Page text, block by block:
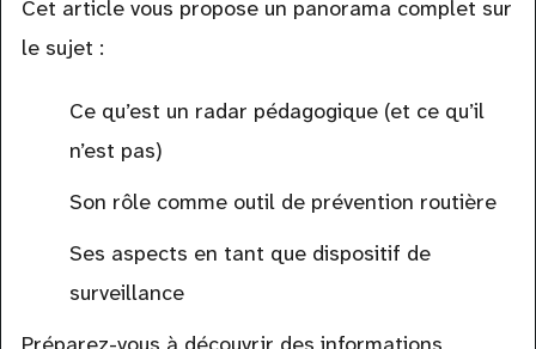
Cet article vous propose un panorama complet sur
le sujet :
Ce qu’est un radar pédagogique (et ce qu’il
n’est pas)
Son rôle comme outil de prévention routière
Ses aspects en tant que dispositif de
surveillance